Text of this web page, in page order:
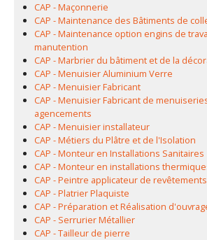
CAP - Maçonnerie
CAP - Maintenance des Bâtiments de
CAP - Maintenance option engins de
manutention
CAP - Marbrier du bâtiment et de la
CAP - Menuisier Aluminium Verre
CAP - Menuisier Fabricant
CAP - Menuisier Fabricant de
agencements
CAP - Menuisier installateur
CAP - Métiers du Plâtre et de l'Isolation
CAP - Monteur en Installations Sanitaires
CAP - Monteur en installations
CAP - Peintre applicateur de revêtements
CAP - Platrier Plaquiste
CAP - Préparation et Réalisation
CAP - Serrurier Métallier
CAP - Tailleur de pierre